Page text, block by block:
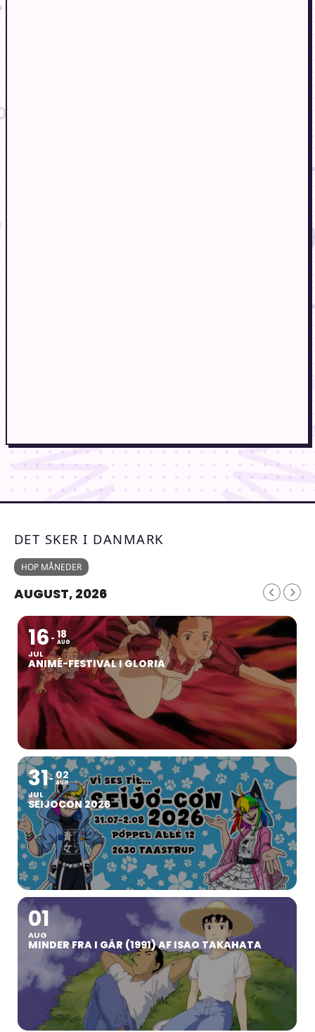
DET SKER I DANMARK
HOP MÅNEDER
AUGUST, 2026
16
JUL
18
AUG
ANIMÉ-FESTIVAL I GLORIA
31
JUL
02
AUG
SEIJOCON 2026
01
AUG
MINDER FRA I GÅR (1991) AF ISAO TAKAHATA